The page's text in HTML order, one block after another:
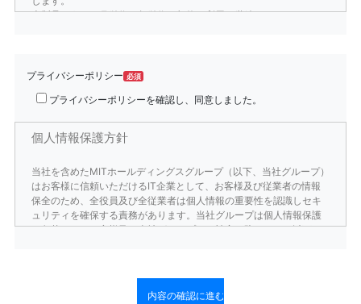
本製品のうち、月単位、年単位で契約・利用を継続するものを
本規約は、お客様が本製品をご利用いただくに際して、ご利
本規約の改定
できるものとします。その場合、改定後の規約を弊社のウェ
ブサイトに掲載するか、または、適宜お客様に告知するもの
とします。
決済方法に関する定め
プライバシーポリシー 必須
プライバシーポリシーを確認し、同意しました。
個人情報保護方針
当社を含めたMITホールディングスグループ（以下、当社グループ）
はお客様に信頼いただけるIT企業として、お客様及び従業者の情報
保全のため、全役員及び全従業者は個人情報の重要性を認識しセキ
ュリティを確保する責務があります。当社グループは個人情報保護
の欠落によるお客様及び当社グループへの被害を防ぐために以下の
囲内で利用します。